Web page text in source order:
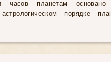
часов планетам
порядке